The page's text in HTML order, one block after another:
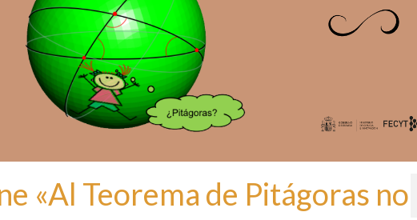
«Al Teorema de Pitágoras no